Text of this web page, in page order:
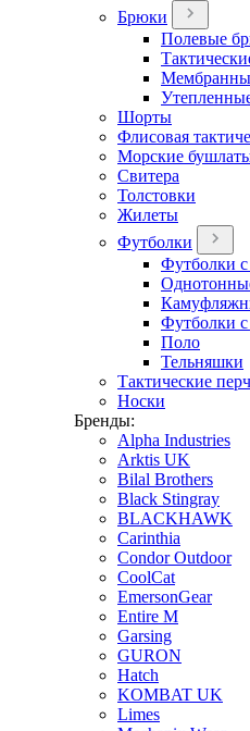
Брюки
Полевые
Шорты
Флисовая
Морские
Свитера
Толстовки
Жилеты
Футболки
Футболки
Футболки
Поло
Тельняшки
Тактические
Носки
Бренды:
Alpha Industries
Arktis UK
Bilal Brothers
Black Stingray
BLACKHAWK
Carinthia
Condor Outdoor
CoolCat
EmersonGear
Entire M
Garsing
GURON
Hatch
KOMBAT UK
Limes